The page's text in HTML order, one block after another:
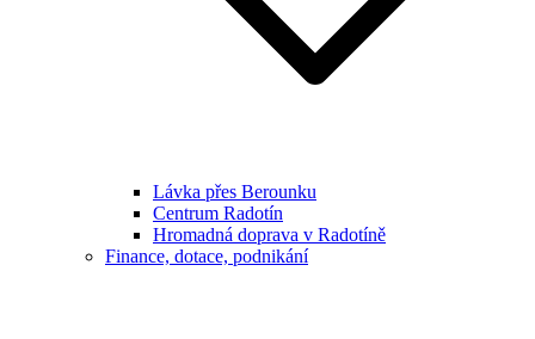
Lávka přes Berounku
Centrum Radotín
Hromadná doprava v Radotíně
Finance, dotace, podnikání